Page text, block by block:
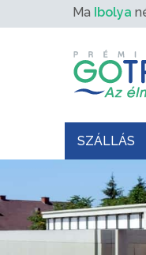
Ma Ibolya
SZÁLLÁS